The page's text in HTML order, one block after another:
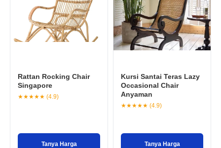
Rattan Rocking Chair
Singapore
★★★★★ (4.9)
Tanya Harga
Kursi Santai Teras Lazy
Occasional Chair
Anyaman
★★★★★ (4.9)
Tanya Harga